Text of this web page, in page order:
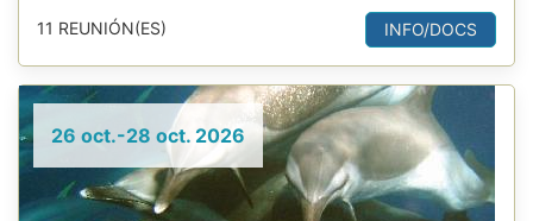
11 REUNIÓN(ES) INFO/DOCS
26 oct.-28 oct. 2026